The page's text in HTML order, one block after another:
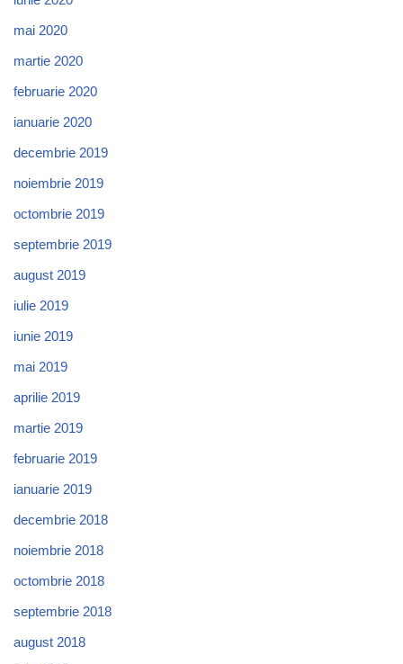
mai 2020
martie 2020
februarie 2020
ianuarie 2020
decembrie 2019
noiembrie 2019
octombrie 2019
septembrie 2019
august 2019
iulie 2019
iunie 2019
mai 2019
aprilie 2019
martie 2019
februarie 2019
ianuarie 2019
decembrie 2018
noiembrie 2018
octombrie 2018
septembrie 2018
august 2018